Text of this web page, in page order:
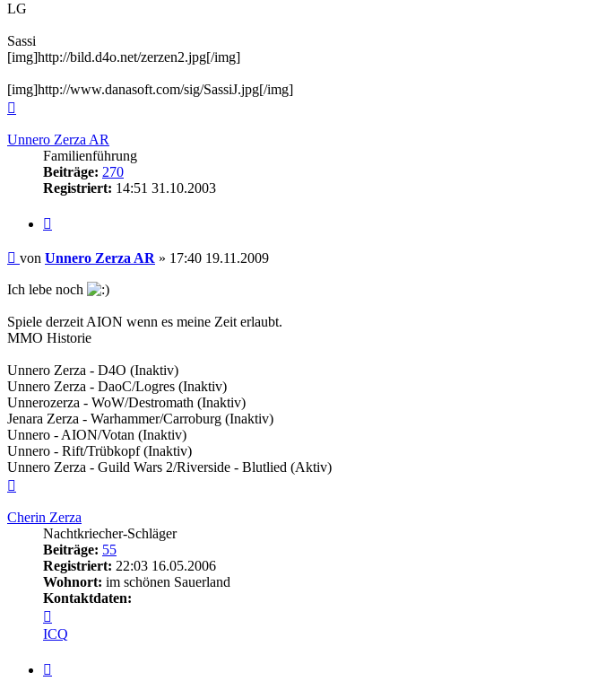
LG
Sassi
[img]http://bild.d4o.net/zerzen2.jpg[/img]
[img]http://www.danasoft.com/sig/SassiJ.jpg[/img]
Unnero Zerza AR
Familienführung
Beiträge: 270
Registriert: 14:51 31.10.2003
Beitrag
von Unnero Zerza AR » 17:40 19.11.2009
Ich lebe noch
Spiele derzeit AION wenn es meine Zeit erlaubt.
MMO Historie
Unnero Zerza - D4O (Inaktiv)
Unnero Zerza - DaoC/Logres (Inaktiv)
Unnerozerza - WoW/Destromath (Inaktiv)
Jenara Zerza - Warhammer/Carroburg (Inaktiv)
Unnero - AION/Votan (Inaktiv)
Unnero - Rift/Trübkopf (Inaktiv)
Unnero Zerza - Guild Wars 2/Riverside - Blutlied (Aktiv)
Cherin Zerza
Nachtkriecher-Schläger
Beiträge: 55
Registriert: 22:03 16.05.2006
Wohnort: im schönen Sauerland
Kontaktdaten:
von
Cherin
ICQ